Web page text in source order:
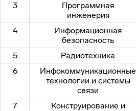
3
Программная
инженерия
4
Информационная
безопасность
5 Радиотехника
6
Инфокоммуникационные
технологии и системы
связи
7
Конструирование и